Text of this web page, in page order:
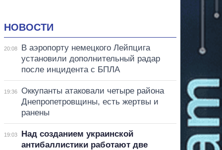
НОВОСТИ
20:08
В аэропорту немецкого Лейпцига
установили дополнительный радар
после инцидента с БПЛА
19:36
Оккупанты атаковали четыре района
Днепропетровщины, есть жертвы и
ранены
19:03
Над созданием украинской
антибаллистики работают две